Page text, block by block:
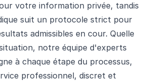
votre information privée, tandis
suit un protocole strict pour
admissibles en cour. Quelle
notre équipe d'experts
à chaque étape du processus,
professionnel, discret et